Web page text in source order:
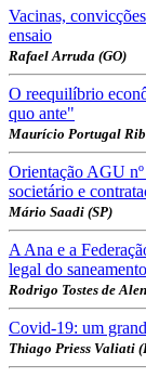
Vacinas,
ensaio
Rafael Arruda (GO)
O reequilíbrio
quo ante"
Maurício Portugal
Orientação AGU
societário e
Mário Saadi (SP)
A Ana e a
legal do
Rodrigo Tostes de
Covid-19: um
Thiago Priess Valiati